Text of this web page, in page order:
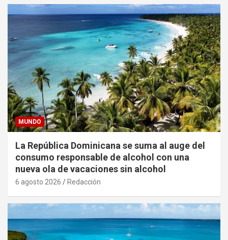
MUNDO
La República Dominicana se suma al auge del
consumo responsable de alcohol con una
nueva ola de vacaciones sin alcohol
6 agosto 2026 Redacción